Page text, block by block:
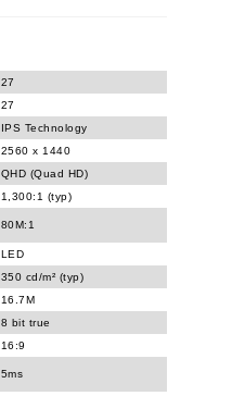
27
27
IPS Technology
2560 x 1440
QHD (Quad HD)
1,300:1 (typ)
80M:1
LED
350 cd/m² (typ)
16.7M
8 bit true
16:9
5ms